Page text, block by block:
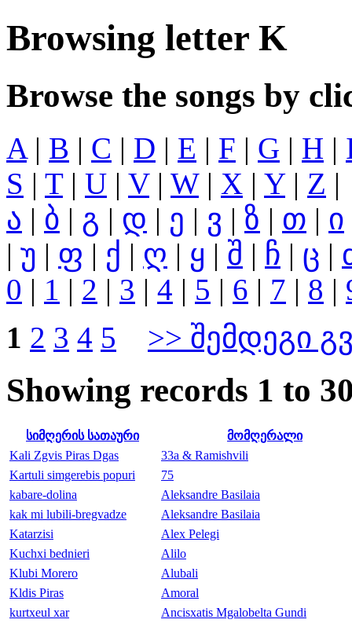
Browsing letter K
Browse the songs by
A| B | C | D | E | F | G | H |
S | T| U | V| W| X | Y| Z |
ა | ბ | გ | დ | ე | ვ | ზ | თ | ი
| უ | ფ | ქ | ღ | ყ | შ | ჩ | ც |
0 | 1 | 2 | 3 | 4 | 5 | 6 | 7 | 8 |
1 2 3 4 5 >> შემდეგი
Showing records 1 to
სიმღერის სათაური
მომღერალი
Kali Zgvis Piras Dgas
33a & Ramishvili
Kartuli simgerebis popuri
75
kabare-dolina
Aleksandre Basilaia
kak mi lubili-bregvadze
Aleksandre Basilaia
Katarzisi
Alex Pelegi
Kuchxi bednieri
Alilo
Klubi Morero
Alubali
Kldis Piras
Amoral
kurtxeul xar
Ancisxatis Mgalobelta Gundi